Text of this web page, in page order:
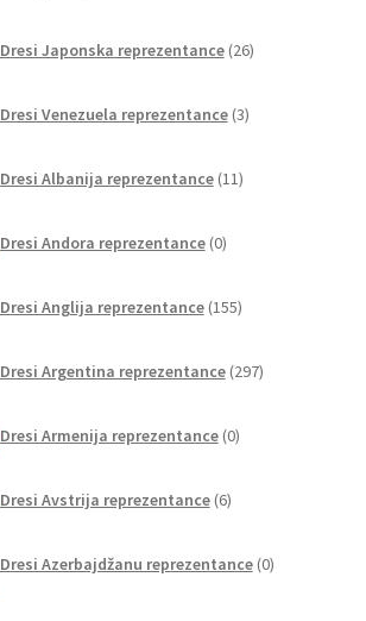
Dresi Japonska reprezentance 26izdelkov
Dresi Venezuela reprezentance 3izdelki
Dresi Albanija reprezentance 11izdelkov
Dresi Andora reprezentance 0izdelkov
Dresi Anglija reprezentance 155izdelkov
Dresi Argentina reprezentance 297izdelkov
Dresi Armenija reprezentance 0izdelkov
Dresi Avstrija reprezentance 6izdelkov
Dresi Azerbajdžanu reprezentance 0izdelkov